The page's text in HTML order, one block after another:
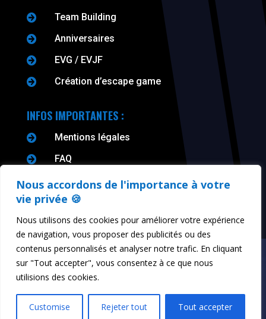
Nous accordons de l'importance à votre
vie privée 🍪
Nous utilisons des cookies pour améliorer votre expérience
de navigation, vous proposer des publicités ou des
contenus personnalisés et analyser notre trafic. En cliquant
sur "Tout accepter", vous consentez à ce que nous
utilisions des cookies.
Customise Rejeter tout Tout accepter
 Team Building
 Anniversaires
 EVG / EVJF
 Création d’escape game
INFOS IMPORTANTES :
 Mentions légales
 FAQ
 CGV
© 2026 Prisme Escape. Tous droits réservés -Mentions
légales